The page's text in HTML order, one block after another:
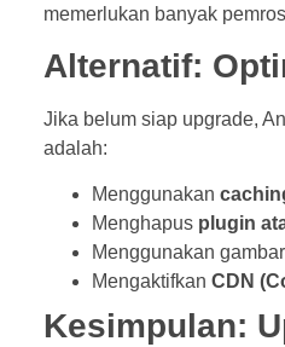
memerlukan banyak
Alternatif:
Jika belum siap upgrade,
adalah:
Menggunakan
Menghapus plugin
Menggunakan
Mengaktifkan CDN
Kesimpulan: